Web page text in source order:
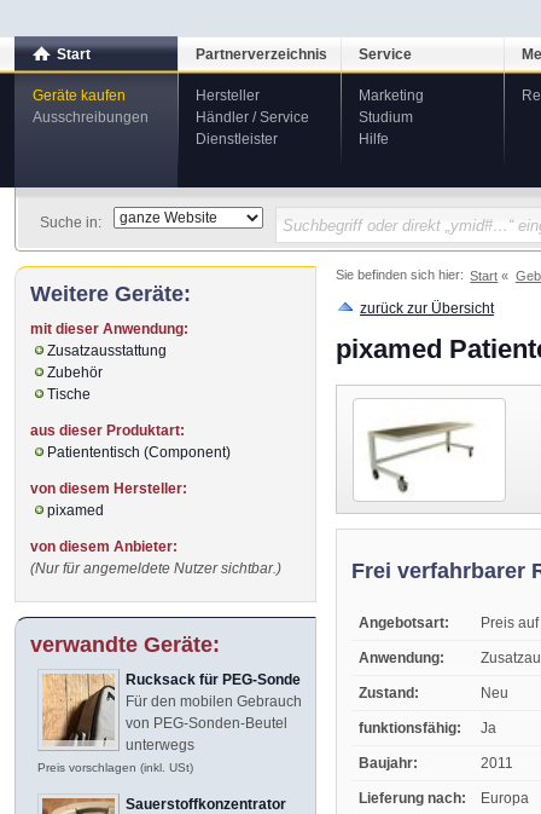
Start
Geräte kaufen
Ausschreibungen
Partnerverzeichnis
Hersteller
Händler / Service
Dienstleister
Service
Marketing
Studium
Hilfe
Suche in:
Sie befinden sich hier: Start
zurück zur Übersicht
pixamed
Frei verfahrbarer
Angebotsart: Preis
Anwendung:
Zustand: Neu
funktionsfähig: Ja
Baujahr: 2011
Lieferung nach: Europa
Weitere Geräte:
mit dieser Anwendung:
Zusatzausstattung
Zubehör
Tische
aus dieser Produktart:
Patiententisch (Component)
von diesem Hersteller:
pixamed
von diesem Anbieter:
(Nur für angemeldete Nutzer sichtbar.)
verwandte Geräte:
Rucksack für PEG-Sonde
Für den mobilen Gebrauch
von PEG-Sonden-Beutel
unterwegs
Preis vorschlagen (inkl. USt)
Sauerstoffkonzentrator